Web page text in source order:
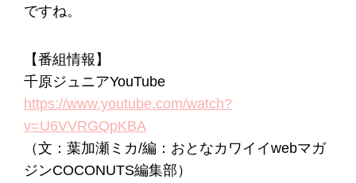
ですね。
【番組情報】
千原ジュニアYouTube
https://www.youtube.com/watch?
v=U6VVRGQpKBA
（文：葉加瀬ミカ/編：おとなカワイイwebマガ
ジンCOCONUTS編集部）